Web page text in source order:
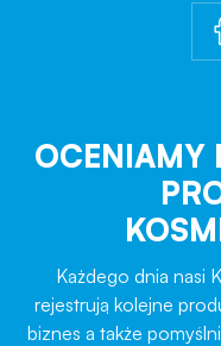
OCENIAMY
Każdego dnia nasi
rejestrują kolejne
biznes a także